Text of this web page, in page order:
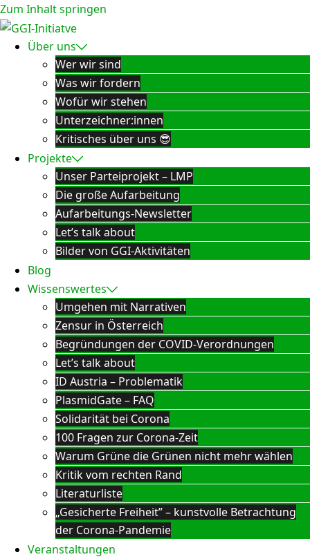
Zum Inhalt springen
Über uns
Wer wir sind
Was wir fordern
Wofür wir stehen
Unterzeichner:innen
Kritisches über uns 😎
Projekte
Unser Parteiprojekt – LMP
Die große Aufarbeitung
Aufarbeitungs-Newsletter
Let’s talk about
Bilder von GGI-Aktivitäten
Blog
Wissenswertes
Umgehen mit Narrativen
Zensur in Österreich
Begründungen der COVID-Verordnungen
Let’s talk about
ID Austria – Problematik
PlasmidGate – FAQ
Solidarität bei Corona
100 Fragen zur Corona-Zeit
Warum Grüne die Grünen nicht mehr wählen
Kritik vom rechten Rand
Literaturliste
„Gesicherte Freiheit” – kunstvolle Betrachtung
der Corona-Pandemie
Veranstaltungen